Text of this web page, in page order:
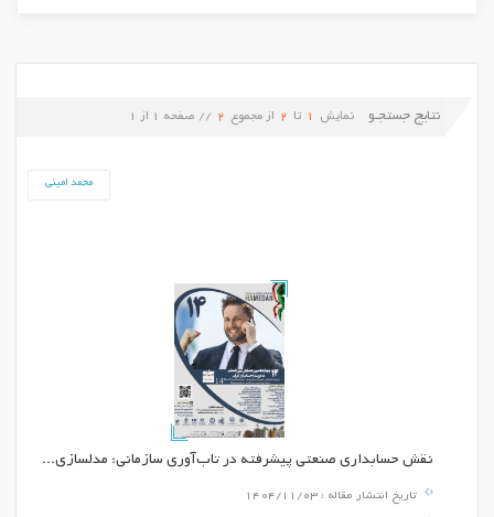
نتایج جستجـو نمایش تا 2 از مجموع 2 // صفحه 1 از 1
محمد امینی
نقش حسابداری صنعتی پیشرفته در تاب‌آوری سازمانی: مدلسازی...
تاریخ انتشار مقاله : 1404/11/03